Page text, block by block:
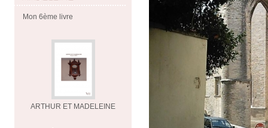
Mon 6ème livre
ARTHUR ET MADELEINE